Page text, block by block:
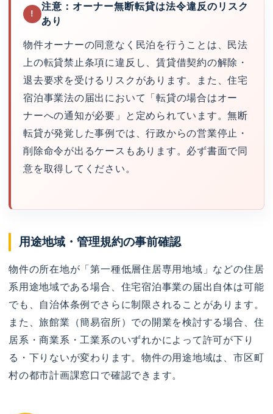
!
注意：オーナー無断転貸は法令違反のリスク
あり
物件オーナーの同意なく民泊を行うことは、民法
上の転貸禁止条項に違反し、賃貸借契約の解除・
退去要求を受けるリスクがあります。また、住宅
宿泊事業法の届出において「転貸の場合はオー
ナーへの通知が必要」と定められています。無断
転貸が発覚した事例では、行政からの営業停止・
削除命令が出るケースもあります。必ず書面で同
意を取得してください。
用途地域・管理規約の事前確認
物件の所在地が「第一種低層住居専用地域」などの住居
系用途地域である場合、住宅宿泊事業の届出自体は可能
でも、自治体条例でさらに制限されることがあります。
また、旅館業（簡易宿所）での開業を検討する場合、住
居系・商業系・工業系のいずれかによって許可が下り
る・下りないが変わります。物件の用途地域は、市区町
村の都市計画課窓口で確認できます。